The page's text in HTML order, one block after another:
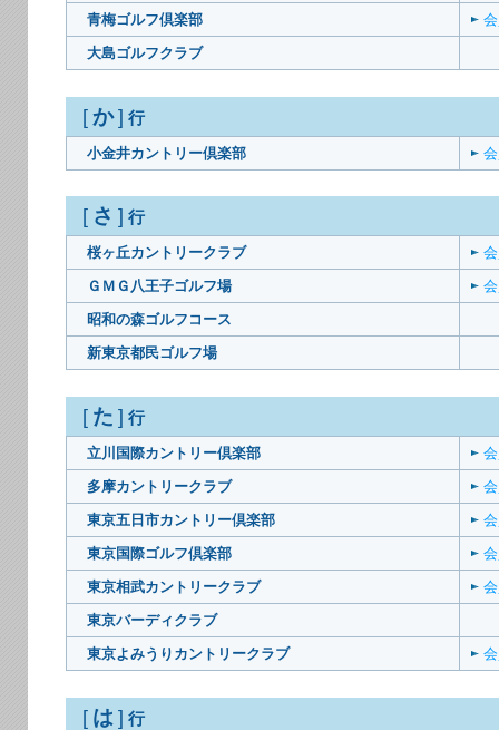
青梅ゴルフ倶楽部
大島ゴルフクラブ
[ か ] 行
小金井カントリー倶楽部
[ さ ] 行
桜ヶ丘カントリークラブ
ＧＭＧ八王子ゴルフ場
昭和の森ゴルフコース
新東京都民ゴルフ場
[ た ] 行
立川国際カントリー倶楽部
多摩カントリークラブ
東京五日市カントリー倶楽部
東京国際ゴルフ倶楽部
東京相武カントリークラブ
東京バーディクラブ
東京よみうりカントリークラブ
[ は ] 行